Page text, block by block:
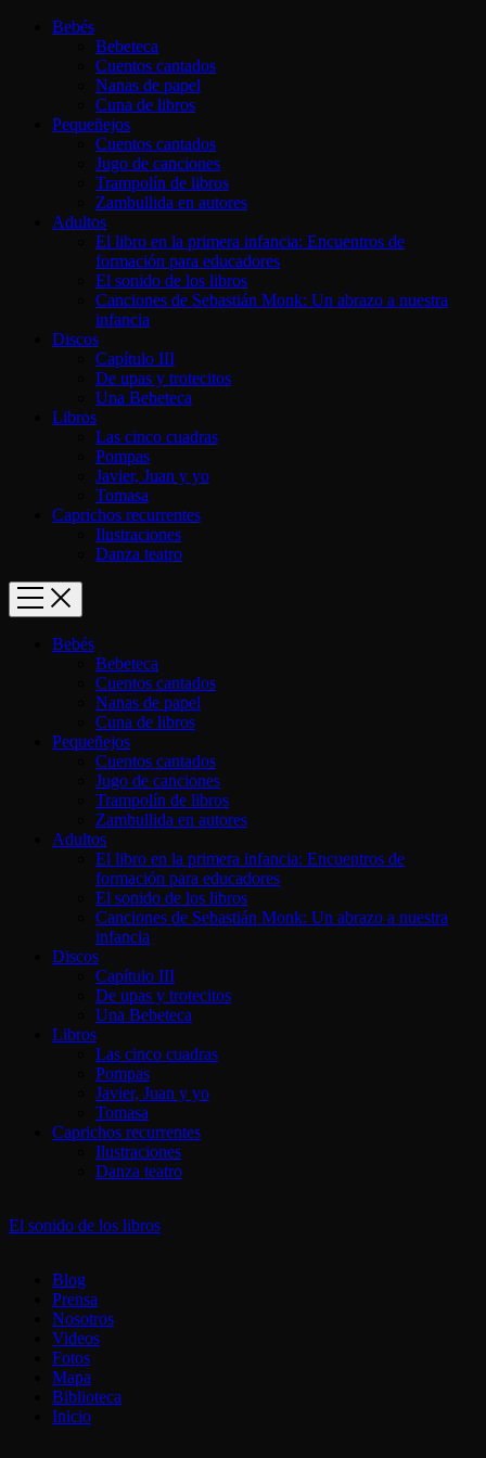
Bebés
Bebeteca
Cuentos cantados
Nanas de papel
Cuna de libros
Pequeñejos
Cuentos cantados
Jugo de canciones
Trampolín de libros
Zambullida en autores
Adultos
El libro en la primera infancia: Encuentros de
formación para educadores
El sonido de los libros
Canciones de Sebastián Monk: Un abrazo a nuestra
infancia
Discos
Capítulo III
De upas y trotecitos
Una Bebeteca
Libros
Las cinco cuadras
Pompas
Javier, Juan y yo
Tomasa
Caprichos recurrentes
Ilustraciones
Danza teatro
Bebés
Bebeteca
Cuentos cantados
Nanas de papel
Cuna de libros
Pequeñejos
Cuentos cantados
Jugo de canciones
Trampolín de libros
Zambullida en autores
Adultos
El libro en la primera infancia: Encuentros de
formación para educadores
El sonido de los libros
Canciones de Sebastián Monk: Un abrazo a nuestra
infancia
Discos
Capítulo III
De upas y trotecitos
Una Bebeteca
Libros
Las cinco cuadras
Pompas
Javier, Juan y yo
Tomasa
Caprichos recurrentes
Ilustraciones
Danza teatro
El sonido de los libros
Blog
Prensa
Nosotros
Videos
Fotos
Mapa
Biblioteca
Inicio